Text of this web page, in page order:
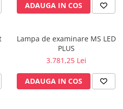
ADAUGA IN COS
Lampa de examinare MS LED
PLUS
3.781,25 Lei
ADAUGA IN COS